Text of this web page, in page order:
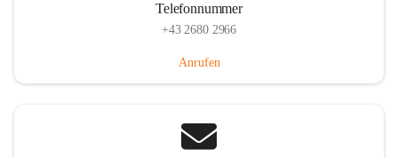
Telefonnummer
+43 2680 2966
Anrufen